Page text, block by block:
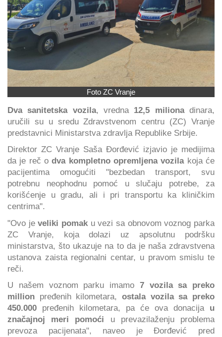
Foto ZC Vranje
Dva sanitetska vozila, vredna 12,5 milionadinara,
uručili su u sredu Zdravstvenom centru (ZC) Vranje
predstavnici Ministarstva zdravlja Republike Srbije.
Direktor ZC Vranje Saša Đorđević izjavio je medijima
da je reč o dva kompletno opremljena vozila koja će
pacijentima omogućiti "bezbedan transport, svu
potrebnu neophodnu pomoć u slučaju potrebe, za
korišćenje u gradu, ali i pri transportu ka kliničkim
centrima".
"Ovo jeveliki pomak u vezi sa obnovom voznog parka
ZC Vranje, koja dolazi uz apsolutnu podršku
ministarstva, što ukazuje na to da je naša zdravstvena
ustanova zaista regionalni centar, u pravom smislu te
reči.
U našem voznom parku imamo 7 vozila sa preko
million pređenih kilometara, ostala vozila sa preko
450.000 pređenih kilometara, pa će ova donacija u
značajnoj meri pomoći u prevazilaženju problema
prevoza pacijenata", naveo je Đorđević pred